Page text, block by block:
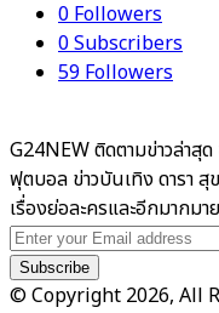
0Followers
0Subscribers
59Followers
G24NEW ติดตามข่าวล่าสุ
ฟุตบอล ข่าวบันเทิง ดารา
เรื่องย่อละครและอีกมากม
Enter
your
Email
© Copyright 2026, All